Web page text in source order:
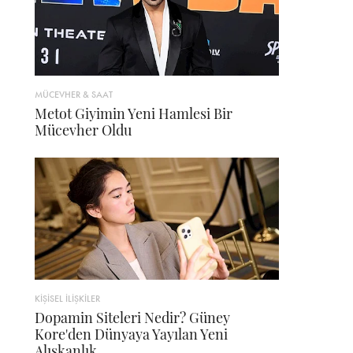
MÜCEVHER & SAAT
Metot Giyimin Yeni Hamlesi Bir
Mücevher Oldu
KİŞİSEL İLİŞKİLER
Dopamin Siteleri Nedir? Güney
Kore'den Dünyaya Yayılan Yeni